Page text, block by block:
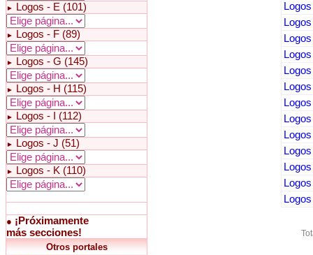
► Logos - E (101)
► Logos - F (89)
► Logos - G (145)
► Logos - H (115)
► Logos - I (112)
► Logos - J (51)
► Logos - K (110)
● ¡Próximamente
más secciones!
Otros portales